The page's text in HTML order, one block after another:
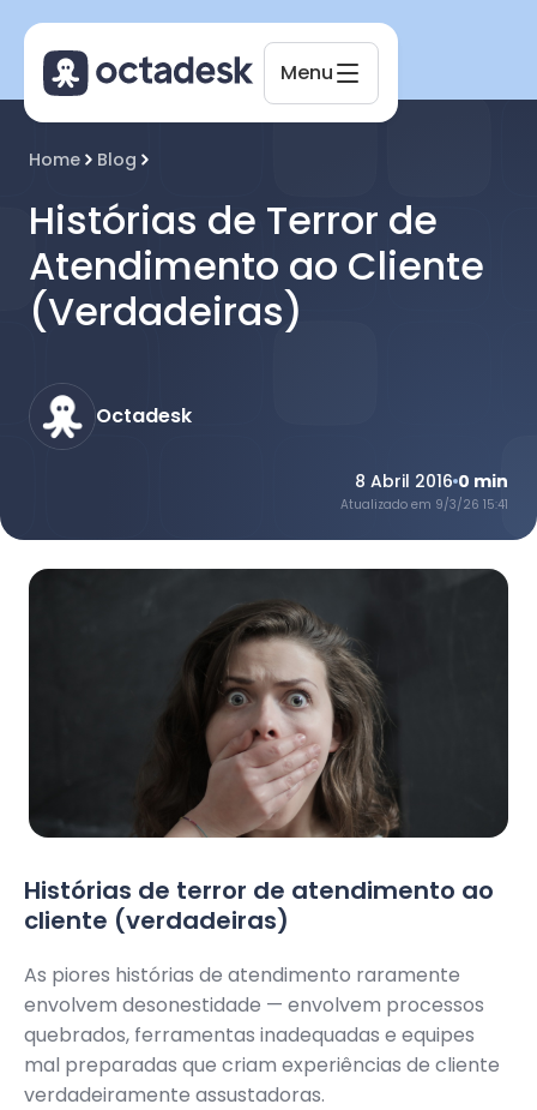
Menu
Home Blog
Histórias de Terror de
Atendimento ao Cliente
(Verdadeiras)
Octadesk
8 Abril 2016 0 min
Atualizado em 9/3/26 15:41
Histórias de terror de atendimento ao
cliente (verdadeiras)
As piores histórias de atendimento raramente
envolvem desonestidade — envolvem processos
quebrados, ferramentas inadequadas e equipes
mal preparadas que criam experiências de cliente
verdadeiramente assustadoras.
Online agora